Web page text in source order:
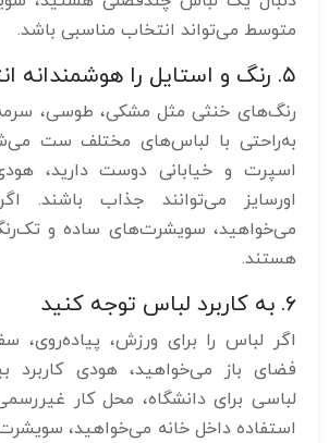
متوسط می‌تواند انتخاب مناسبی باشد.
۵. رنگ و استایل را هوشمندانه انتخاب کنید
رنگ‌های خنثی مثل مشکی، طوسی،
به‌راحتی با لباس‌های مختلف ست
اسپرت و خیابانی دوست دارید،
اورسایز می‌توانند جذاب باشند.
می‌خواهید، سویشرت‌های ساده و
هستند.
۶. به کاربرد لباس توجه کنید
اگر لباس را برای ورزش، پیاده‌روی،
فضای باز می‌خواهید، هودی کاربرد
لباسی برای دانشگاه، محل کار
استفاده داخل خانه می‌خواهید،